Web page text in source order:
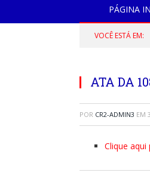
PÁGINA
VOCÊ ESTÁ EM:
ATA DA
POR CR2-ADMIN3 EM
Clique aqui